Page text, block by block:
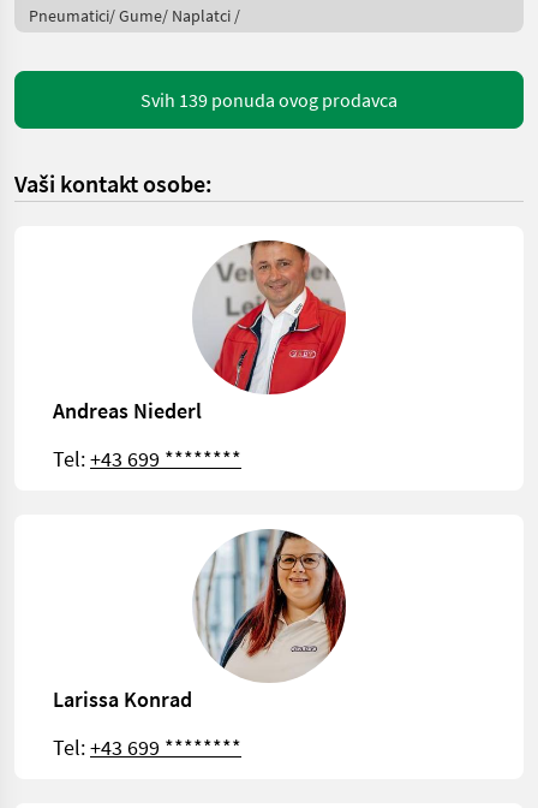
Pneumatici/ Gume/ Naplatci /
Svih 139 ponuda ovog prodavca
Vaši kontakt osobe:
Andreas Niederl
Tel:+43 699 ********
Larissa Konrad
Tel:+43 699 ********